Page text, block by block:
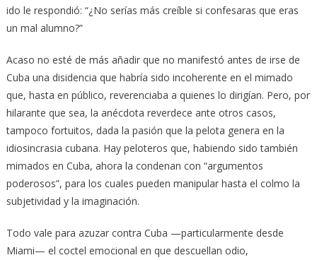
ido le respondió: “¿No serías más creíble si confesaras que eras
un mal alumno?”
Acaso no esté de más añadir que no manifestó antes de irse de
Cuba una disidencia que habría sido incoherente en el mimado
que, hasta en público, reverenciaba a quienes lo dirigían. Pero, por
hilarante que sea, la anécdota reverdece ante otros casos,
tampoco fortuitos, dada la pasión que la pelota genera en la
idiosincrasia cubana. Hay peloteros que, habiendo sido también
mimados en Cuba, ahora la condenan con “argumentos
poderosos”, para los cuales pueden manipular hasta el colmo la
subjetividad y la imaginación.
Todo vale para azuzar contra Cuba —particularmente desde
Miami— el coctel emocional en que descuellan odio,